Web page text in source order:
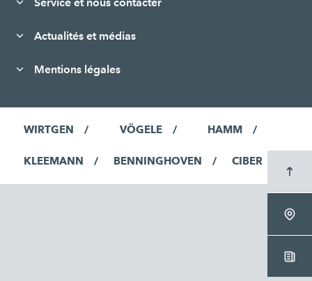
Actualités et médias
Mentions légales
WIRTGEN VÖGELE HAMM
KLEEMANN BENNINGHOVEN CIBER